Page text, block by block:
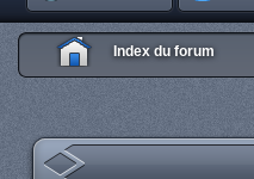
Index du forum